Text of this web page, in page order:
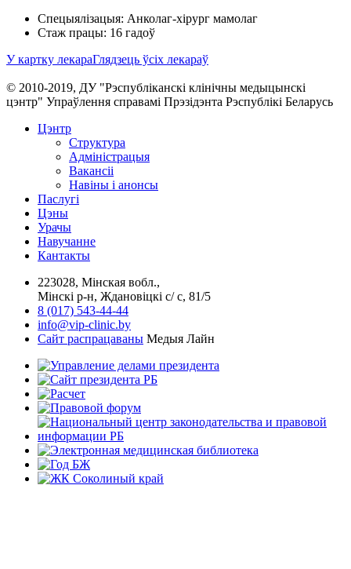
Спецыялізацыя: Анколаг-хірург мамолаг
Стаж працы: 16 гадоў
У картку лекараГлядзець ўсіх лекараў
© 2010-2019, ДУ "Рэспубліканскі клінічны медыцынскі
цэнтр" Упраўлення справамі Прэзідэнта Рэспублікі Беларусь
Цэнтр
Структура
Адміністрацыя
Вакансіі
Навіны і анонсы
Паслугi
Цэны
Урачы
Навучанне
Кантакты
223028, Мінская вобл.,
Мінскі р-н, Ждановіцкі с/ с, 81/5
8 (017) 543-44-44
info@vip-clinic.by
Сайт распрацаваны Медыя Лайн